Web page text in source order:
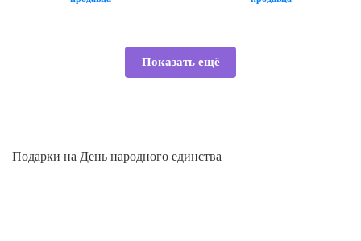
Показать ещё
Подарки на День народного единства